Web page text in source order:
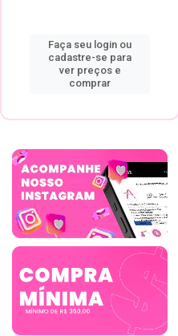
Faça seu login ou
cadastre-se para
ver preços e
comprar